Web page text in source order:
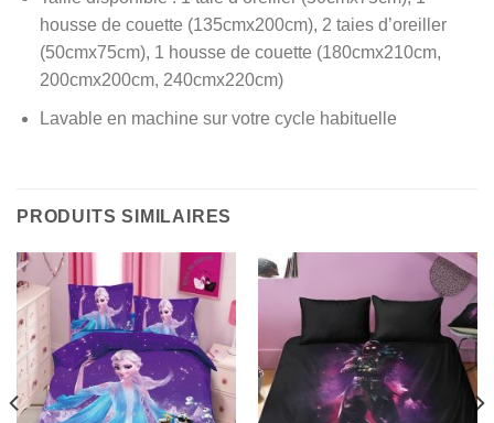
housse de couette (135cmx200cm), 2 taies d’oreiller
(50cmx75cm), 1 housse de couette (180cmx210cm,
200cmx200cm, 240cmx220cm)
Lavable en machine sur votre cycle habituelle
PRODUITS SIMILAIRES